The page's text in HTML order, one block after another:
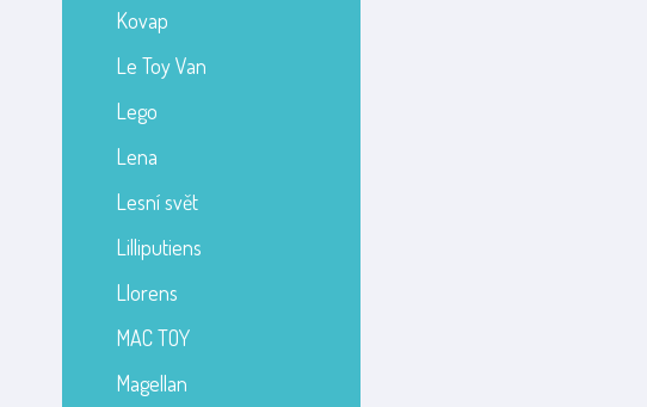
Kovap
Le Toy Van
Lego
Lena
Lesní svět
Lilliputiens
Llorens
MAC TOY
Magellan